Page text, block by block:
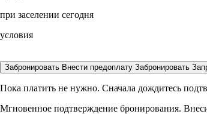
при заселении сегодня
условия
Забронировать Внести предоплату Забронировать
Пока платить не нужно. Сначала дождитесь
Мгновенное подтверждение бронирования.